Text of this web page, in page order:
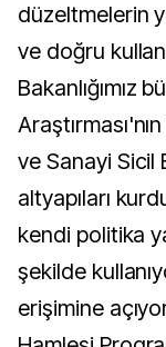
düzeltmelerin
ve doğru
Bakanlığımız
ve Sanayi Sicil
altyapıları
kendi politika
şekilde
erişimine